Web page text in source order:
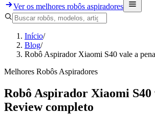
Ver os melhores robôs aspiradores
Início/
Blog/
Robô Aspirador Xiaomi S40 vale a
Melhores Robôs Aspiradores
Robô Aspirador Xiaomi S40
Review completo